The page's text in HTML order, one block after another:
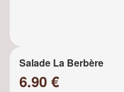
Salade La Berbère
6.90 €